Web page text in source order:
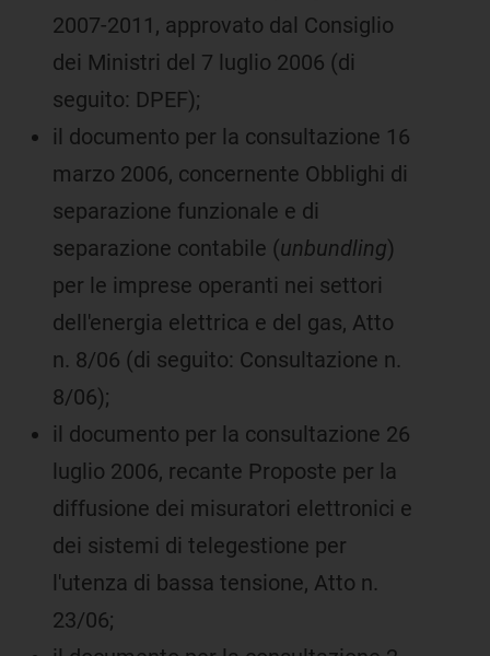
2007-2011, approvato dal Consiglio
dei Ministri del 7 luglio 2006 (di
seguito: DPEF);
il documento per la consultazione 16
marzo 2006, concernente Obblighi di
separazione funzionale e di
separazione contabile (unbundling)
per le imprese operanti nei settori
dell'energia elettrica e del gas, Atto
n. 8/06 (di seguito: Consultazione n.
8/06);
il documento per la consultazione 26
luglio 2006, recante Proposte per la
diffusione dei misuratori elettronici e
dei sistemi di telegestione per
l'utenza di bassa tensione, Atto n.
23/06;